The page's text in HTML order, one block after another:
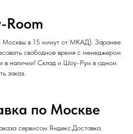
Room
Москвы в 15 минут от МКАД). Заранее
свободное время с менеджером
в наличии! Склад и Шоу-Рум в одном
заказ.
по Москве
сервисом Яндекс.Доставка.